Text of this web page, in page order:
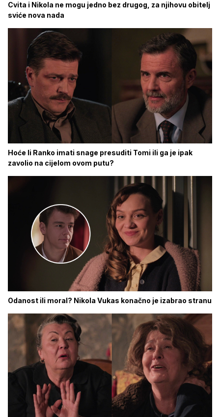
Cvita i Nikola ne mogu jedno bez drugog, za njihovu obitelj
sviće nova nada
Hoće li Ranko imati snage presuditi Tomi ili ga je ipak
zavolio na cijelom ovom putu?
Odanost ili moral? Nikola Vukas konačno je izabrao stranu